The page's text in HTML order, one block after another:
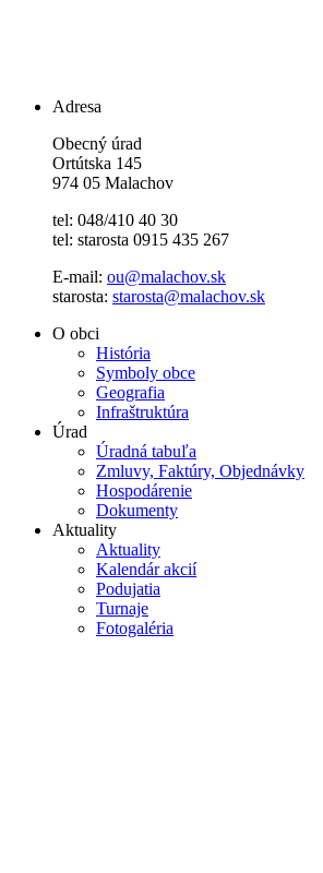
Adresa
Obecný úrad
Ortútska 145
974 05 Malachov
tel: 048/410 40 30
tel: starosta 0915 435 267
E-mail: ou@malachov.sk
starosta: starosta@malachov.sk
O obci
História
Symboly obce
Geografia
Infraštruktúra
Úrad
Úradná tabuľa
Zmluvy, Faktúry, Objednávky
Hospodárenie
Dokumenty
Aktuality
Aktuality
Kalendár akcií
Podujatia
Turnaje
Fotogaléria